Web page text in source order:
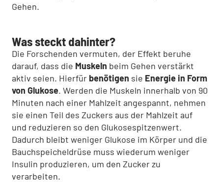
Gehen.
Was steckt dahinter?
Die Forschenden vermuten, der Effekt beruhe
darauf, dass die Muskeln beim Gehen verstärkt
aktiv seien. Hierfür benötigen sie Energie in Form
von Glukose. Werden die Muskeln innerhalb von 90
Minuten nach einer Mahlzeit angespannt, nehmen
sie einen Teil des Zuckers aus der Mahlzeit auf
und reduzieren so den Glukosespitzenwert.
Dadurch bleibt weniger Glukose im Körper und die
Bauchspeicheldrüse muss wiederum weniger
Insulin produzieren, um den Zucker zu
verarbeiten.